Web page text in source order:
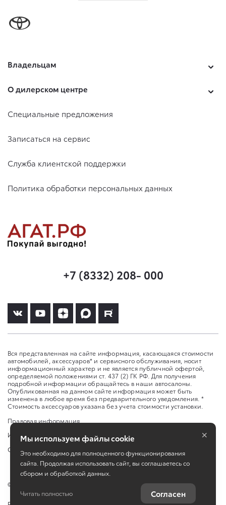
Владельцам
О дилерском центре
Специальные предложения
Записаться на сервис
Служба клиентской поддержки
Политика обработки персональных данных
+7 (8332) 208- 000
Вся представленная на сайте информация, касающаяся стоимости
автомобилей, аксессуаров* и сервисного обслуживания, носит
информационный характер и не является публичной офертой,
определяемой положениями ст. 437 (2) ГК РФ. Для получения
подробной информации обращайтесь в наши автосалоны.
Опубликованная на данном сайте информация может быть
изменена в любое время без предварительного уведомления. *
Стоимость аксессуаров указана без учета стоимости установки.
Правовая информация
Изменить настройку cookies
Сбросить cookie
©
Мы используем файлы cookie
Это необходимо для полноценного функционирования
сайта. Продолжая использовать сайт, вы соглашаетесь со
сбором и обработкой данных.
Читать полностью Согласен
×